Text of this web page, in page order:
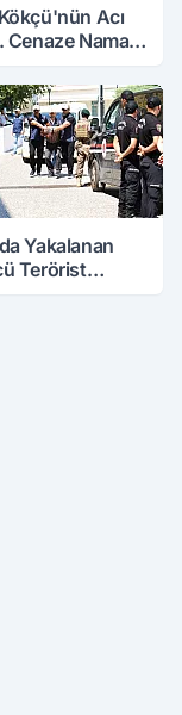
Acı
Cenaze Namazı
Yakalanan
Terörist